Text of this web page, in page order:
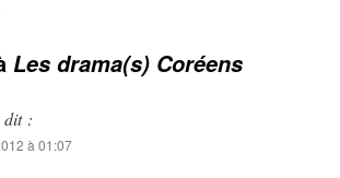
Les drama(s) Coréens
dit :
à 01:07